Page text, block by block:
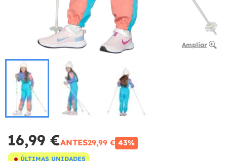
Ampliar
16,99 €ANTES29,99 € 43%
ÚLTIMAS UNIDADES